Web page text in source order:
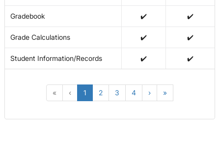
« ‹ 1 2 3 4 › »
Gradebook ✔️ ✔️
Grade Calculations ✔️ ✔️
Student Information/Records ✔️ ✔️